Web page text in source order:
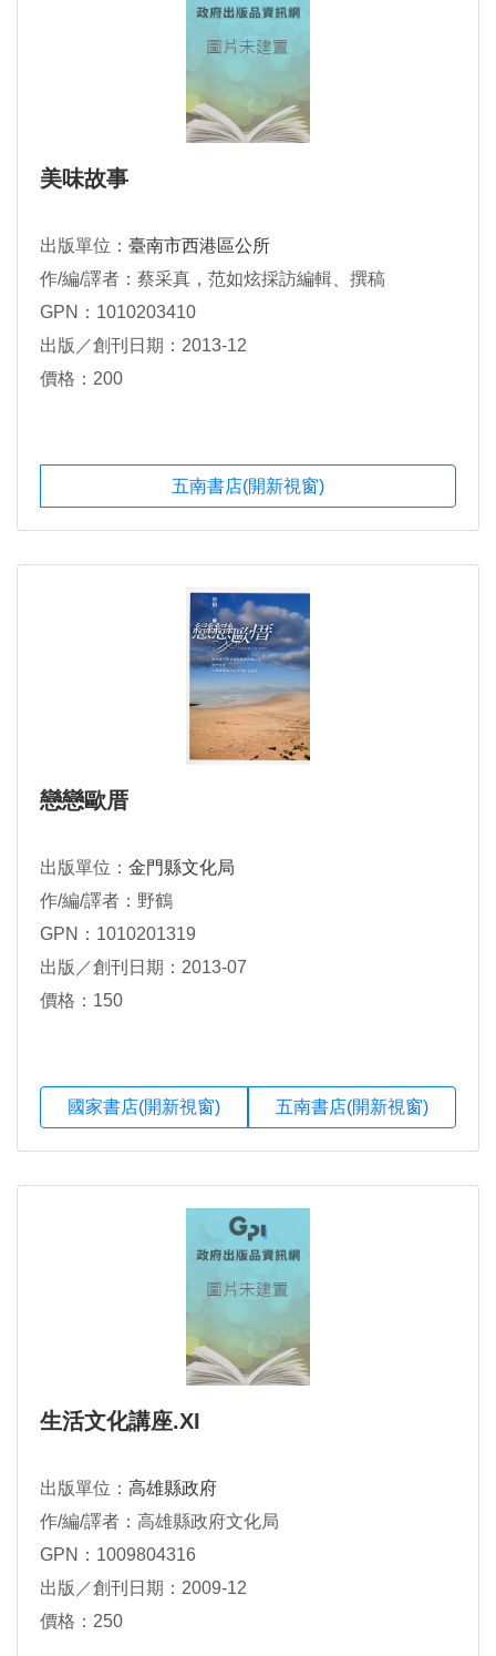
美味故事
出版單位： 臺南市西港區公所
作/編/譯者：蔡采真，范如炫採訪編輯、撰稿
GPN：1010203410
出版／創刊日期：2013-12
價格：200
五南書店(開新視窗)
戀戀歐厝
出版單位： 金門縣文化局
作/編/譯者：野鶴
GPN：1010201319
出版／創刊日期：2013-07
價格：150
國家書店(開新視窗) 五南書店(開新視窗)
生活文化講座.XI
出版單位： 高雄縣政府
作/編/譯者：高雄縣政府文化局
GPN：1009804316
出版／創刊日期：2009-12
價格：250